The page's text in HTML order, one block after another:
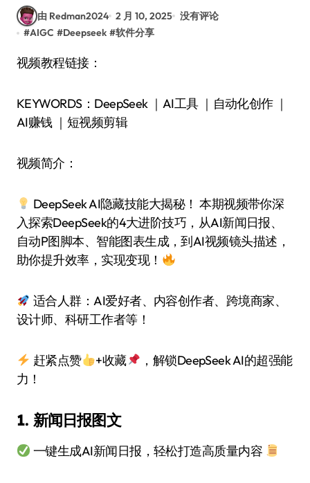
由 Redman2024 2 月 10, 2025 没有评论
#AIGC #Deepseek #软件分享
视频教程链接：
KEYWORDS：DeepSeek ｜AI工具 ｜自动化创作 ｜
AI赚钱 ｜短视频剪辑
视频简介：
DeepSeek AI隐藏技能大揭秘！ 本期视频带你深
入探索DeepSeek的4大进阶技巧，从AI新闻日报、
自动P图脚本、智能图表生成，到AI视频镜头描述，
助你提升效率，实现变现！
适合人群：AI爱好者、内容创作者、跨境商家、
设计师、科研工作者等！
赶紧点赞 +收藏
，解锁DeepSeek AI的超强能
力！
1. 新闻日报图文
一键生成AI新闻日报，轻松打造高质量内容